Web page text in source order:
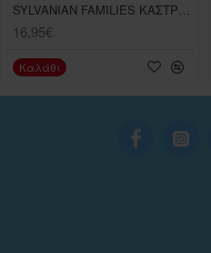
SYLVANIAN FAMILIES ΚΑΣΤΡΟ ΠΑΙΔΟΤΟΠΟΣ
16,95€
Καλάθι